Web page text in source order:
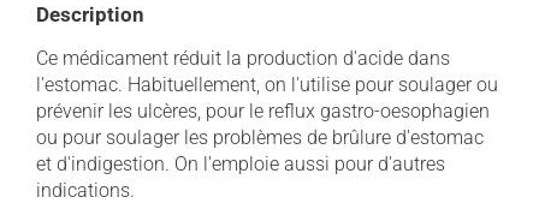
Description
Ce médicament réduit la production d'acide dans
l'estomac. Habituellement, on l'utilise pour soulager ou
prévenir les ulcères, pour le reflux gastro-oesophagien
ou pour soulager les problèmes de brûlure d'estomac
et d'indigestion. On l'emploie aussi pour d'autres
indications.